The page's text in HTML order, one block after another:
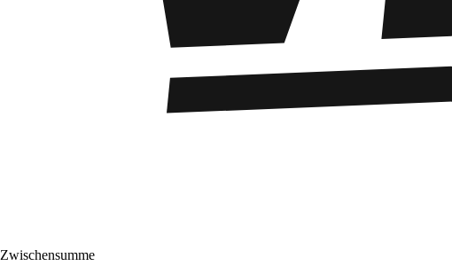
Zwischensumme